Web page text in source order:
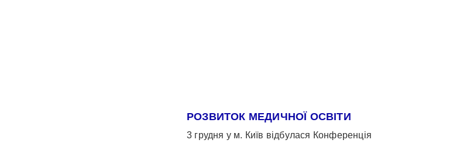
РОЗВИТОК МЕДИЧНОЇ ОСВІТИ
3 грудня у м. Київ відбулася Конференція